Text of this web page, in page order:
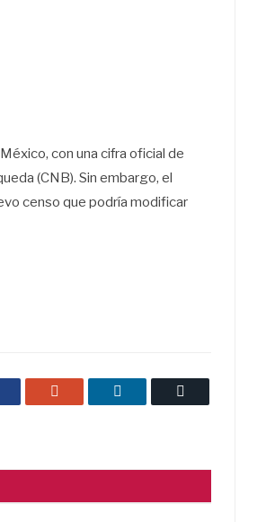
con una cifra oficial de
(CNB). Sin embargo, el
censo que podría modificar